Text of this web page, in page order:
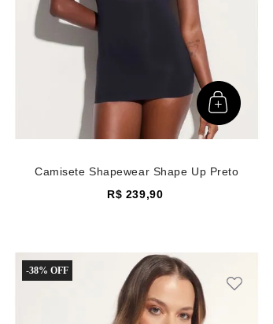
Camisete Shapewear Shape Up Preto
R$ 239,90
-38%